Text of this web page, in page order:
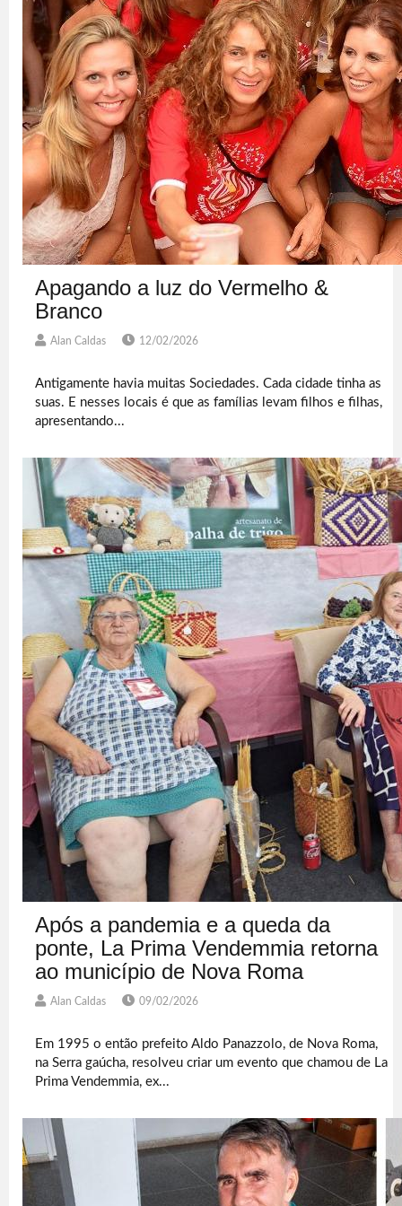
Apagando a luz do Vermelho &
Branco
Alan Caldas 12/02/2026
Antigamente havia muitas Sociedades. Cada cidade tinha as
suas. E nesses locais é que as famílias levam filhos e filhas,
apresentando...
Após a pandemia e a queda da
ponte, La Prima Vendemmia retorna
ao município de Nova Roma
Alan Caldas 09/02/2026
Em 1995 o então prefeito Aldo Panazzolo, de Nova Roma,
na Serra gaúcha, resolveu criar um evento que chamou de La
Prima Vendemmia, ex...